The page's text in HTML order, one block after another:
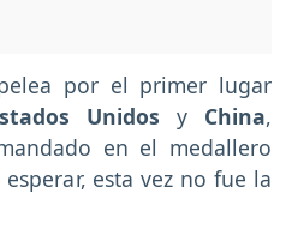
por el primer lugar
Unidos y China,
en el medallero
esta vez no fue la